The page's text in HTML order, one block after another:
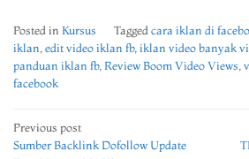
Posted in Kursus Tagged cara iklan di
iklan edit video iklan fb, iklan video banyak
panduan iklan fb, Review Boom Video Views
facebook
Post
navigation
Previous post
Sumber Backlink Dofollow Update